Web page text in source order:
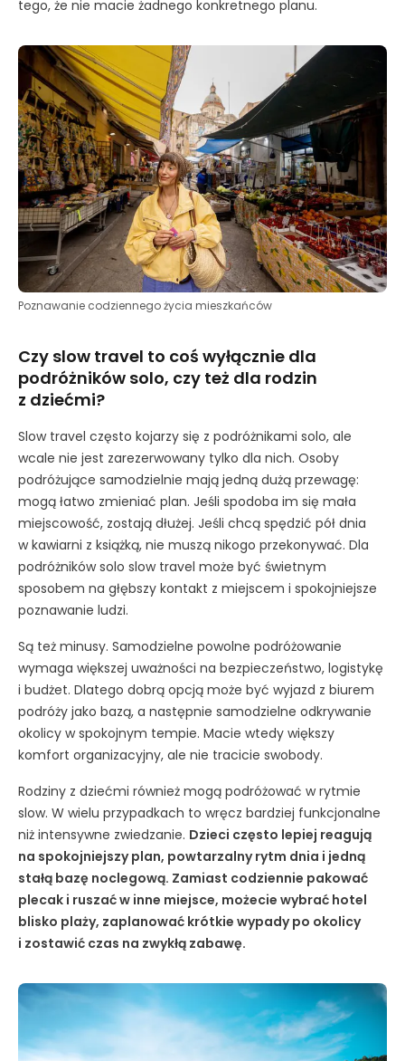
tego, że nie macie żadnego konkretnego planu.
Poznawanie codziennego życia mieszkańców
Czy slow travel to coś wyłącznie dla
podróżników solo, czy też dla rodzin
z dziećmi?
Slow travel często kojarzy się z podróżnikami solo, ale
wcale nie jest zarezerwowany tylko dla nich. Osoby
podróżujące samodzielnie mają jedną dużą przewagę:
mogą łatwo zmieniać plan. Jeśli spodoba im się mała
miejscowość, zostają dłużej. Jeśli chcą spędzić pół dnia
w kawiarni z książką, nie muszą nikogo przekonywać. Dla
podróżników solo slow travel może być świetnym
sposobem na głębszy kontakt z miejscem i spokojniejsze
poznawanie ludzi.
Są też minusy. Samodzielne powolne podróżowanie
wymaga większej uważności na bezpieczeństwo, logistykę
i budżet. Dlatego dobrą opcją może być wyjazd z biurem
podróży jako bazą, a następnie samodzielne odkrywanie
okolicy w spokojnym tempie. Macie wtedy większy
komfort organizacyjny, ale nie tracicie swobody.
Rodziny z dziećmi również mogą podróżować w rytmie
slow. W wielu przypadkach to wręcz bardziej funkcjonalne
niż intensywne zwiedzanie. Dzieci często lepiej reagują
na spokojniejszy plan, powtarzalny rytm dnia i jedną
stałą bazę noclegową. Zamiast codziennie pakować
plecak i ruszać w inne miejsce, możecie wybrać hotel
blisko plaży, zaplanować krótkie wypady po okolicy
i zostawić czas na zwykłą zabawę.